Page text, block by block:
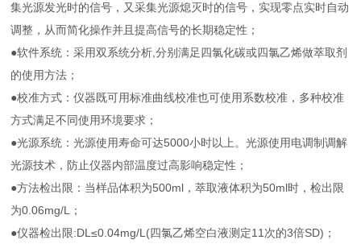
集光源发光时的信号，又采集光源熄灭时的信号，实现零点实时自动
调整，从而简化操作并且提高信号的长期稳定性；
●软件系统：采用双系统分析,分别满足四氯化碳或四氯乙烯做萃取剂
的使用方法；
●校准方式：仪器既可用标准曲线校准也可使用系数校准，多种校准
方式满足不同使用环境要求；
●光源系统：光源使用寿命可达5000小时以上。光源使用电调制调解
光源技术，防止仪器内部温度过高影响稳定性；
●方法检出限：当样品体积为500ml，萃取液体积为50ml时，检出限
为0.06mg/L；
●仪器检出限:DL≤0.04mg/L(四氯乙烯空白液测定11次的3倍SD)；